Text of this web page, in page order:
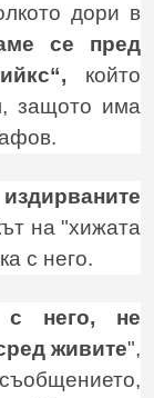
дори в
се пред
който
защото има
на "хижата
с него.
с него, не
живите",